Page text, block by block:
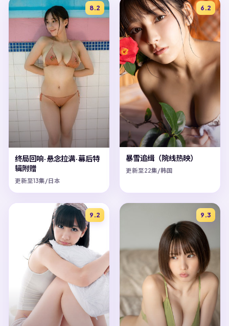
8.2
终局回响·悬念拉满·幕后特
辑附赠
更新至13集/日本
6.2
暴雪追缉（院线热映）
更新至22集/韩国
9.2 9.3